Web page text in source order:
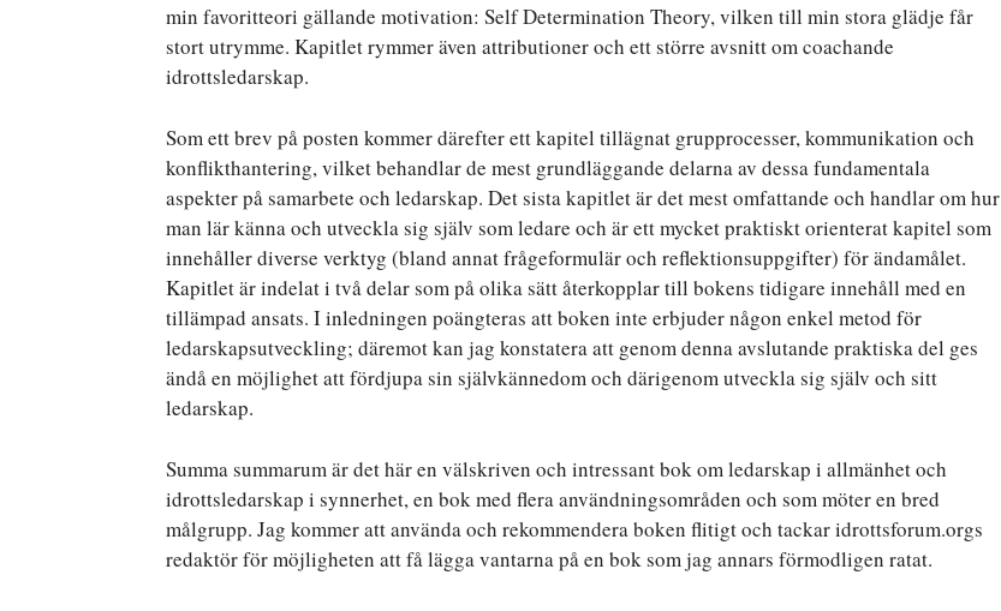
min favoritteori gällande motivation: Self Determination Theory, vilken till min stora glädje får
stort utrymme. Kapitlet rymmer även attributioner och ett större avsnitt om coachande
idrottsledarskap.
Som ett brev på posten kommer därefter ett kapitel tillägnat grupprocesser, kommunikation och
konflikthantering, vilket behandlar de mest grundläggande delarna av dessa fundamentala
aspekter på samarbete och ledarskap. Det sista kapitlet är det mest omfattande och handlar om hur
man lär känna och utveckla sig själv som ledare och är ett mycket praktiskt orienterat kapitel som
innehåller diverse verktyg (bland annat frågeformulär och reflektionsuppgifter) för ändamålet.
Kapitlet är indelat i två delar som på olika sätt återkopplar till bokens tidigare innehåll med en
tillämpad ansats. I inledningen poängteras att boken inte erbjuder någon enkel metod för
ledarskapsutveckling; däremot kan jag konstatera att genom denna avslutande praktiska del ges
ändå en möjlighet att fördjupa sin självkännedom och därigenom utveckla sig själv och sitt
ledarskap.
Summa summarum är det här en välskriven och intressant bok om ledarskap i allmänhet och
idrottsledarskap i synnerhet, en bok med flera användningsområden och som möter en bred
målgrupp. Jag kommer att använda och rekommendera boken flitigt och tackar idrottsforum.orgs
redaktör för möjligheten att få lägga vantarna på en bok som jag annars förmodligen ratat.